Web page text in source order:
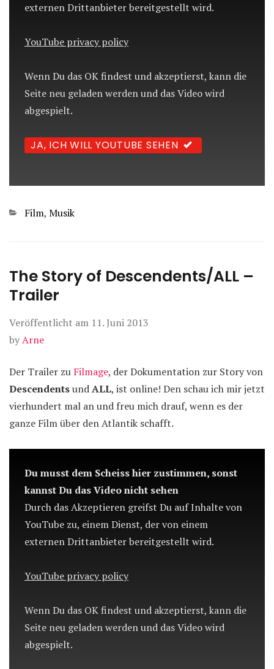
externen Drittanbieter bereitgestellt wird.
YouTube privacy policy
Wenn Du das OK findest und akzeptierst, kann die
Seite neu geladen werden und das Video wird
abgespielt.
JA, ICH WILL YOUTUBE SEHEN
Kategorien
Film, Musik
The Story of Descendents/ALL –
Trailer
Veröffentlicht am 11. Juni 2013
byArne
Der Trailer zu Filmage, der Dokumentation zur Story von
DescendentsundALL, ist online! Den schau ich mir jetzt
vierhundert mal an und freu mich drauf, wenn es der
ganze Film über den Atlantik schafft.
Du musst dem Scheiss hier zustimmen, sonst
kannst Du das Video nicht sehen
Durch das Akzeptieren greifst Du auf Inhalte von
YouTube zu, einem Dienst, der von einem
externen Drittanbieter bereitgestellt wird.
YouTube privacy policy
Wenn Du das OK findest und akzeptierst, kann die
Seite neu geladen werden und das Video wird
abgespielt.